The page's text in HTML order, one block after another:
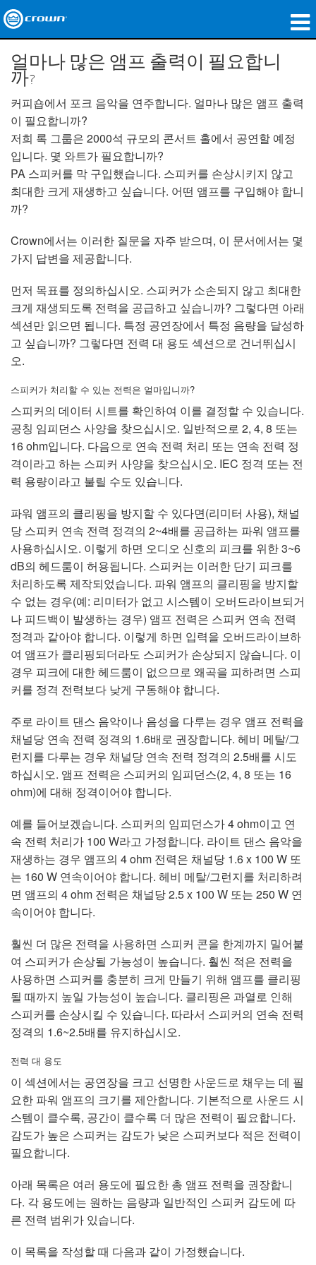
제품
응용 분야
네트워크 오디오
구매처
사례 연구
회사 소개
교육
언어/지역
얼마나 많은 앰프 출력이 필요합니
까?
커피숍에서 포크 음악을 연주합니다. 얼마나 많은 앰프 출력
이 필요합니까?
저희 록 그룹은 2000석 규모의 콘서트 홀에서 공연할 예정
입니다. 몇 와트가 필요합니까?
PA 스피커를 막 구입했습니다. 스피커를 손상시키지 않고
최대한 크게 재생하고 싶습니다. 어떤 앰프를 구입해야 합니
까?
Crown에서는 이러한 질문을 자주 받으며, 이 문서에서는 몇
가지 답변을 제공합니다.
먼저 목표를 정의하십시오. 스피커가 소손되지 않고 최대한
크게 재생되도록 전력을 공급하고 싶습니까? 그렇다면 아래
섹션만 읽으면 됩니다. 특정 공연장에서 특정 음량을 달성하
고 싶습니까? 그렇다면 전력 대 용도 섹션으로 건너뛰십시
오.
스피커가 처리할 수 있는 전력은 얼마입니까?
스피커의 데이터 시트를 확인하여 이를 결정할 수 있습니다.
공칭 임피던스 사양을 찾으십시오. 일반적으로 2, 4, 8 또는
16 ohm입니다. 다음으로 연속 전력 처리 또는 연속 전력 정
격이라고 하는 스피커 사양을 찾으십시오. IEC 정격 또는 전
력 용량이라고 불릴 수도 있습니다.
파워 앰프의 클리핑을 방지할 수 있다면(리미터 사용), 채널
당 스피커 연속 전력 정격의 2~4배를 공급하는 파워 앰프를
사용하십시오. 이렇게 하면 오디오 신호의 피크를 위한 3~6
dB의 헤드룸이 허용됩니다. 스피커는 이러한 단기 피크를
처리하도록 제작되었습니다. 파워 앰프의 클리핑을 방지할
수 없는 경우(예: 리미터가 없고 시스템이 오버드라이브되거
나 피드백이 발생하는 경우) 앰프 전력은 스피커 연속 전력
정격과 같아야 합니다. 이렇게 하면 입력을 오버드라이브하
여 앰프가 클리핑되더라도 스피커가 손상되지 않습니다. 이
경우 피크에 대한 헤드룸이 없으므로 왜곡을 피하려면 스피
커를 정격 전력보다 낮게 구동해야 합니다.
주로 라이트 댄스 음악이나 음성을 다루는 경우 앰프 전력을
채널당 연속 전력 정격의 1.6배로 권장합니다. 헤비 메탈/그
런지를 다루는 경우 채널당 연속 전력 정격의 2.5배를 시도
하십시오. 앰프 전력은 스피커의 임피던스(2, 4, 8 또는 16
ohm)에 대해 정격이어야 합니다.
예를 들어보겠습니다. 스피커의 임피던스가 4 ohm이고 연
속 전력 처리가 100 W라고 가정합니다. 라이트 댄스 음악을
재생하는 경우 앰프의 4 ohm 전력은 채널당 1.6 x 100 W 또
는 160 W 연속이어야 합니다. 헤비 메탈/그런지를 처리하려
면 앰프의 4 ohm 전력은 채널당 2.5 x 100 W 또는 250 W 연
속이어야 합니다.
훨씬 더 많은 전력을 사용하면 스피커 콘을 한계까지 밀어붙
여 스피커가 손상될 가능성이 높습니다. 훨씬 적은 전력을
사용하면 스피커를 충분히 크게 만들기 위해 앰프를 클리핑
될 때까지 높일 가능성이 높습니다. 클리핑은 과열로 인해
스피커를 손상시킬 수 있습니다. 따라서 스피커의 연속 전력
정격의 1.6~2.5배를 유지하십시오.
전력 대 용도
이 섹션에서는 공연장을 크고 선명한 사운드로 채우는 데 필
요한 파워 앰프의 크기를 제안합니다. 기본적으로 사운드 시
스템이 클수록, 공간이 클수록 더 많은 전력이 필요합니다.
감도가 높은 스피커는 감도가 낮은 스피커보다 적은 전력이
필요합니다.
아래 목록은 여러 용도에 필요한 총 앰프 전력을 권장합니
다. 각 용도에는 원하는 음량과 일반적인 스피커 감도에 따
른 전력 범위가 있습니다.
이 목록을 작성할 때 다음과 같이 가정했습니다.